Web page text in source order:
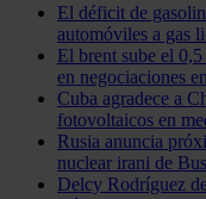
El déficit de
automóviles a gas
El brent sube el
en negociaciones
Cuba agradece a
fotovoltaicos en
Rusia anuncia
nuclear irani de
Delcy Rodríguez